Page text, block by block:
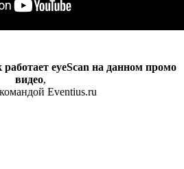
eyeScan на данном промо
видео,
Eventius.ru